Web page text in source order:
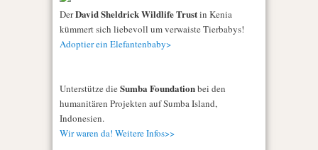
DerDavid Sheldrick Wildlife Trustin Kenia
kümmert sich liebevoll um verwaiste Tierbabys!
Adoptier ein Elefantenbaby>
Unterstütze die Sumba Foundationbei den
humanitären Projekten auf Sumba Island,
Indonesien.
Wir waren da! Weitere Infos>>